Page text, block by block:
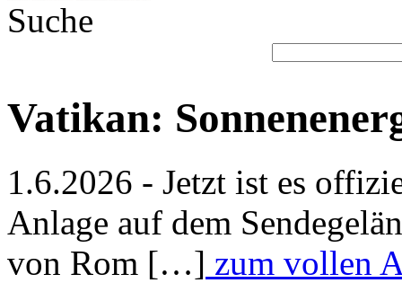
Suche
Vatikan:
1.6.2026 - Jetzt ist es
Anlage auf dem
von Rom […] zum vollen